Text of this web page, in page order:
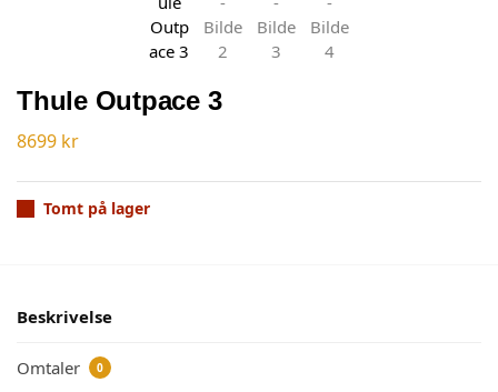
Thule Outpace 3
8699 kr
Tomt på lager
Beskrivelse
Omtaler 0